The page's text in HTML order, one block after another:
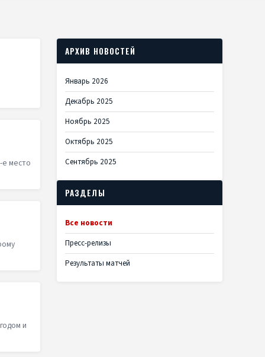
е место
и
АРХИВ НОВОСТЕЙ
Январь 2026
Декабрь 2025
Ноябрь 2025
Октябрь 2025
Сентябрь 2025
РАЗДЕЛЫ
Все новости
Пресс-релизы
Результаты матчей